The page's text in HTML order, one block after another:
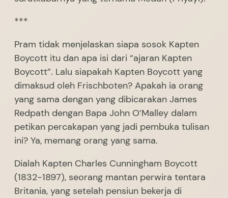
***
Pram tidak menjelaskan siapa sosok Kapten
Boycott itu dan apa isi dari “ajaran Kapten
Boycott”. Lalu siapakah Kapten Boycott yang
dimaksud oleh Frischboten? Apakah ia orang
yang sama dengan yang dibicarakan James
Redpath dengan Bapa John O’Malley dalam
petikan percakapan yang jadi pembuka tulisan
ini? Ya, memang orang yang sama.
Dialah Kapten Charles Cunningham Boycott
(1832-1897), seorang mantan perwira tentara
Britania, yang setelah pensiun bekerja di